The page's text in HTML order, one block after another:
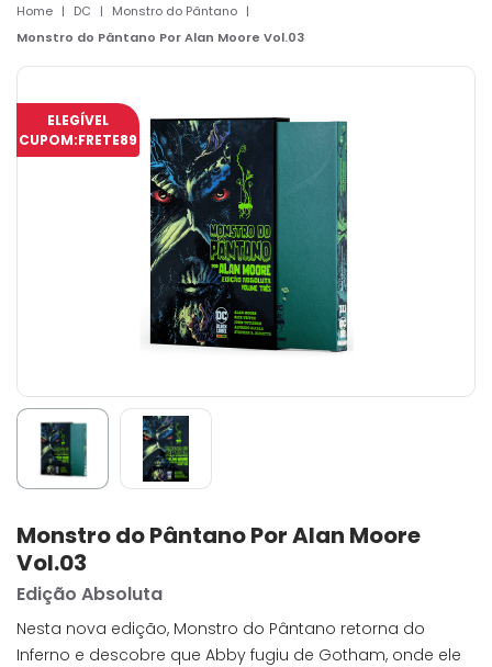
Home | DC | Monstro do Pântano |
Monstro do Pântano Por Alan Moore Vol.03
ELEGÍVEL
CUPOM:FRETE89
Monstro do Pântano Por Alan Moore
Vol.03
Edição Absoluta
Nesta nova edição, Monstro do Pântano retorna do
Inferno e descobre que Abby fugiu de Gotham, onde ele